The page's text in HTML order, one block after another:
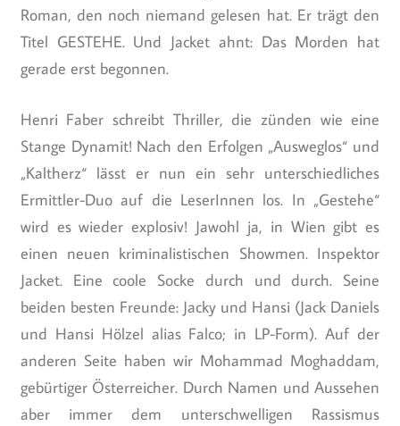
Roman, den noch niemand gelesen hat. Er trägt den
Titel GESTEHE. Und Jacket ahnt: Das Morden hat
gerade erst begonnen.
Henri Faber schreibt Thriller, die zünden wie eine
Stange Dynamit! Nach den Erfolgen „Ausweglos“ und
„Kaltherz“ lässt er nun ein sehr unterschiedliches
Ermittler-Duo auf die LeserInnen los. In „Gestehe“
wird es wieder explosiv! Jawohl ja, in Wien gibt es
einen neuen kriminalistischen Showmen. Inspektor
Jacket. Eine coole Socke durch und durch. Seine
beiden besten Freunde: Jacky und Hansi (Jack Daniels
und Hansi Hölzel alias Falco; in LP-Form). Auf der
anderen Seite haben wir Mohammad Moghaddam,
gebürtiger Österreicher. Durch Namen und Aussehen
aber immer dem unterschwelligen Rassismus